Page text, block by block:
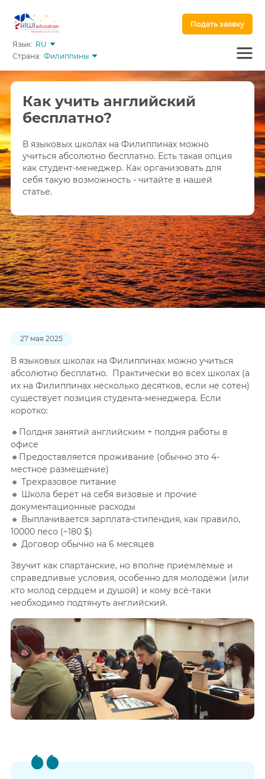
Язык: RU
Страна: Филиппины
Подать заявку
Как учить английский
бесплатно?
В языковых школах на Филиппинах можно
учиться абсолютно бесплатно. Есть такая опция
как студент-менеджер. Как организовать для
себя такую возможность - читайте в нашей
статье.
27 мая 2025
В языковых школах на Филиппинах можно учиться
абсолютно бесплатно. Практически во всех школах (а
их на Филиппинах несколько десятков, если не сотен)
существует позиция студента-менеджера. Если
коротко:
🔸Полдня занятий английским + полдня работы в
офисе
🔸Предоставляется проживание (обычно это 4-
местное размещение)
🔸 Трехразовое питание
🔸 Школа берет на себя визовые и прочие
документационные расходы
🔸 Выплачивается зарплата-стипендия, как правило,
10000 песо (~180 $)
🔸 Договор обычно на 6 месяцев
Звучит как спартанские, но вполне приемлемые и
справедливые условия, особенно для молодёжи (или
кто молод сердцем и душой) и кому всё-таки
необходимо подтянуть английский.